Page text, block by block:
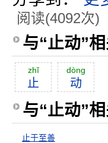
阅读(4092次)
与“止动”
zhĭ
止
dòng
动
与“止动”
止于至善